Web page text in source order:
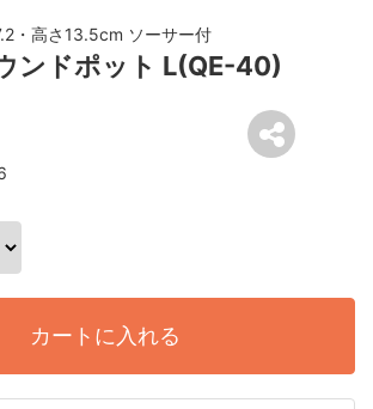
・高さ13.5cm ソーサー付
ンドポット L(QE-40)
カートに入れる